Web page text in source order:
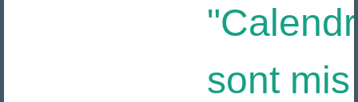
sont mis